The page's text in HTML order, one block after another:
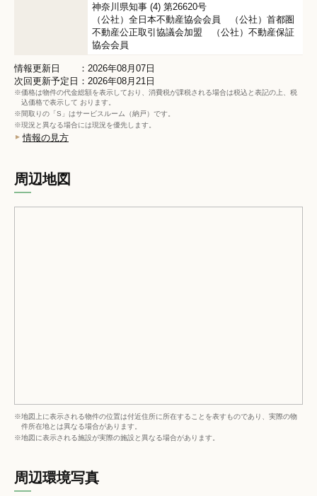
神奈川県知事 (4) 第26620号
（公社）全日本不動産協会会員 （公社）首都圏
不動産公正取引協議会加盟 （公社）不動産保証
協会会員
情報更新日 ：2026年08月07日
次回更新予定日：2026年08月21日
※価格は物件の代金総額を表示しており、消費税が課税される場合は税込と表記の上、税
込価格で表示して おります。
※間取りの「S」はサービスルーム（納戸）です。
※現況と異なる場合には現況を優先します。
情報の見方
周辺地図
※地図上に表示される物件の位置は付近住所に所在することを表すものであり、実際の物
件所在地とは異なる場合があります。
※地図に表示される施設が実際の施設と異なる場合があります。
周辺環境写真